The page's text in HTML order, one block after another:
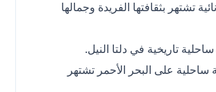
تشتهر بثقافتها الفريدة وجمالها
تاريخية في دلتا النيل.
ساحلية على البحر الأحمر تشتهر